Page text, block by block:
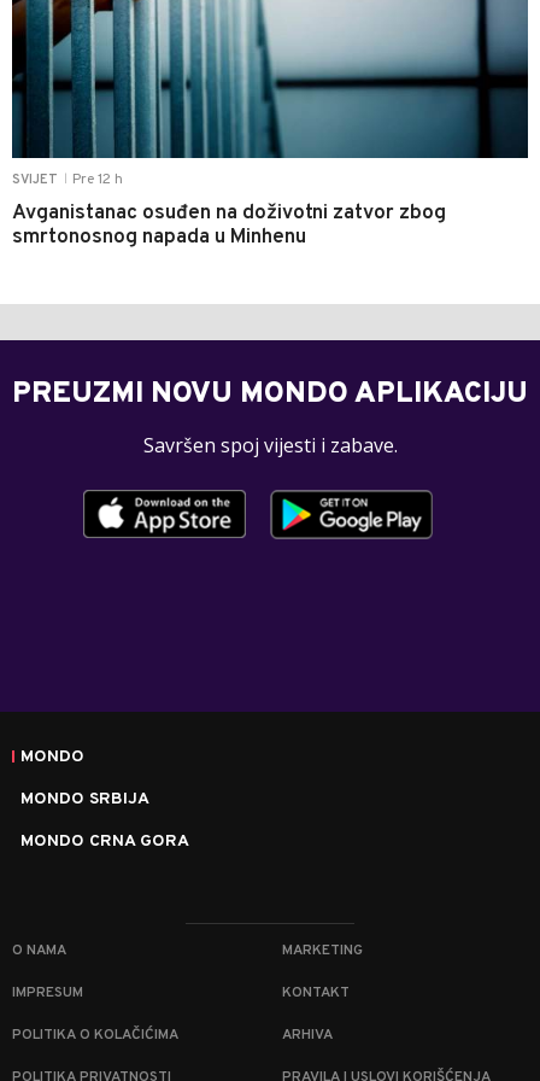
SVIJET Pre 12 h
Avganistanac osuđen na doživotni zatvor zbog
smrtonosnog napada u Minhenu
PREUZMI NOVU MONDO APLIKACIJU
Savršen spoj vijesti i zabave.
MONDO
MONDO SRBIJA
MONDO CRNA GORA
O NAMA MARKETING
IMPRESUM KONTAKT
POLITIKA O KOLAČIĆIMA ARHIVA